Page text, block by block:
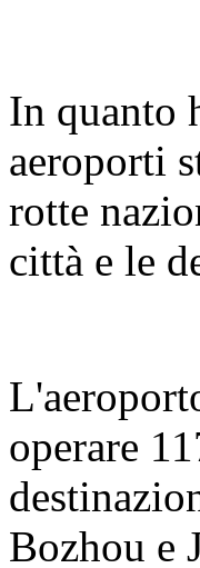
In quanto
aeroporti
rotte
città e le
operare
Bozhou e